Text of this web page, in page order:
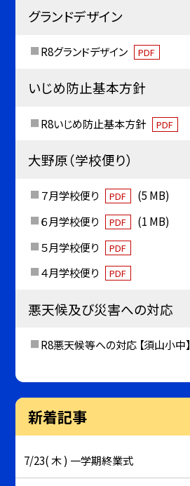
グランドデザイン
R8グランドデザイン PDF
いじめ防止基本方針
R8いじめ防止基本方針 PDF
大野原（学校便り）
７月学校便り PDF
(5 MB)
６月学校便り
PDF
(1 MB)
５月学校便り
PDF
４月学校便り PDF
悪天候及び災害への対応
R8悪天候等への対応 【須山小中】
新着記事
7/23( 木 ) 一学期終業式